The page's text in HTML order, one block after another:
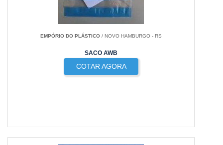
EMPÓRIO DO PLÁSTICO / NOVO HAMBURGO - RS
SACO AWB
COTAR AGORA